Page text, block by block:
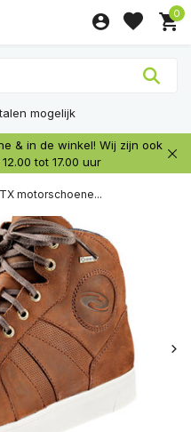
0
mogelijk
& in de winkel! Wij zijn ook
tot 17.00 uur
motorschoene...